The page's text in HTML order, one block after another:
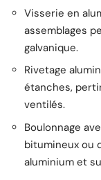
Visserie en
assemblages
galvanique.
Rivetage
étanches,
ventilés.
Boulonnage
bitumineux ou
aluminium et